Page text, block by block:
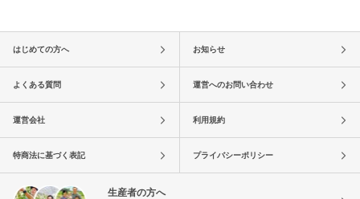
はじめての方へ お知らせ
よくある質問 運営へのお問い合わせ
運営会社 利用規約
特商法に基づく表記 プライバシーポリシー
生産者の方へ